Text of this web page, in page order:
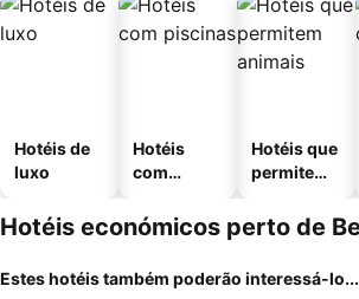
Hotéis de
luxo
Hotéis
com
Hotéis que
permitem
Hotéis económicos perto de
Estes hotéis também poderão interessá-lo...